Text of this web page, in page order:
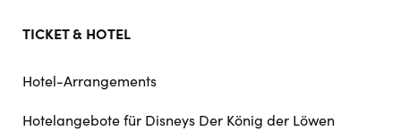
TICKET & HOTEL
Hotel-Arrangements
Hotelangebote für Disneys Der König der Löwen